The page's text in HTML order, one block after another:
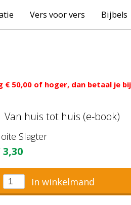
Vers voor vers Bijbels
50,00 of hoger, dan betaal je
Van huis tot huis (e-book)
Slagter
3,30
In winkelmand